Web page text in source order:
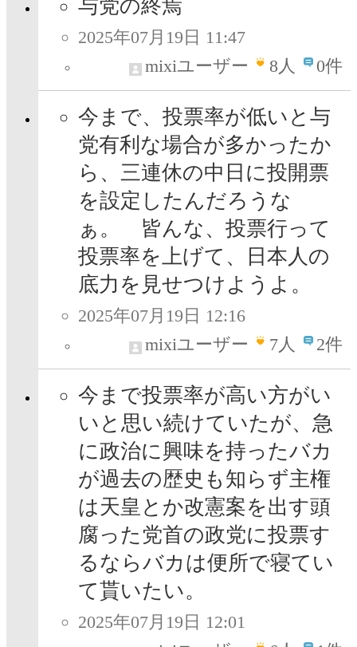
与党の終焉
2025年07月19日 11:47
mixiユーザー
8人 0件
今まで、投票率が低いと与
党有利な場合が多かったか
ら、三連休の中日に投開票
を設定したんだろうな
ぁ。 皆んな、投票行って
投票率を上げて、日本人の
底力を見せつけようよ。
2025年07月19日 12:16
mixiユーザー
7人 2件
今まで投票率が高い方がい
いと思い続けていたが、急
に政治に興味を持ったバカ
が過去の歴史も知らず主権
は天皇とか改憲案を出す頭
腐った党首の政党に投票す
るならバカは便所で寝てい
て貰いたい。
2025年07月19日 12:01